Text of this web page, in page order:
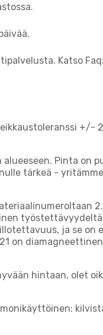
Katso
+/-
Pinta on
tärkeä -
ja se on
on
hintaan, olet